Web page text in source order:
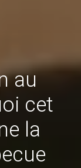
au
cet
la